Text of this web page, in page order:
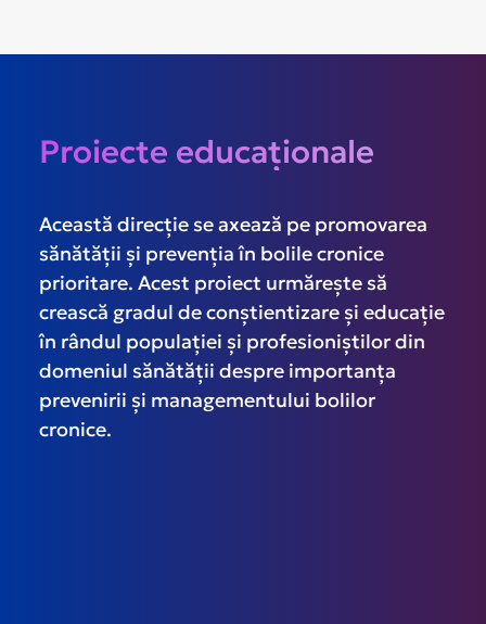
Proiecte educaționale
Această direcție se axează pe promovarea
sănătății și prevenția în bolile cronice
prioritare. Acest proiect urmărește să
crească gradul de conștientizare și educație
în rândul populației și profesioniștilor din
domeniul sănătății despre importanța
prevenirii și managementului bolilor
cronice.